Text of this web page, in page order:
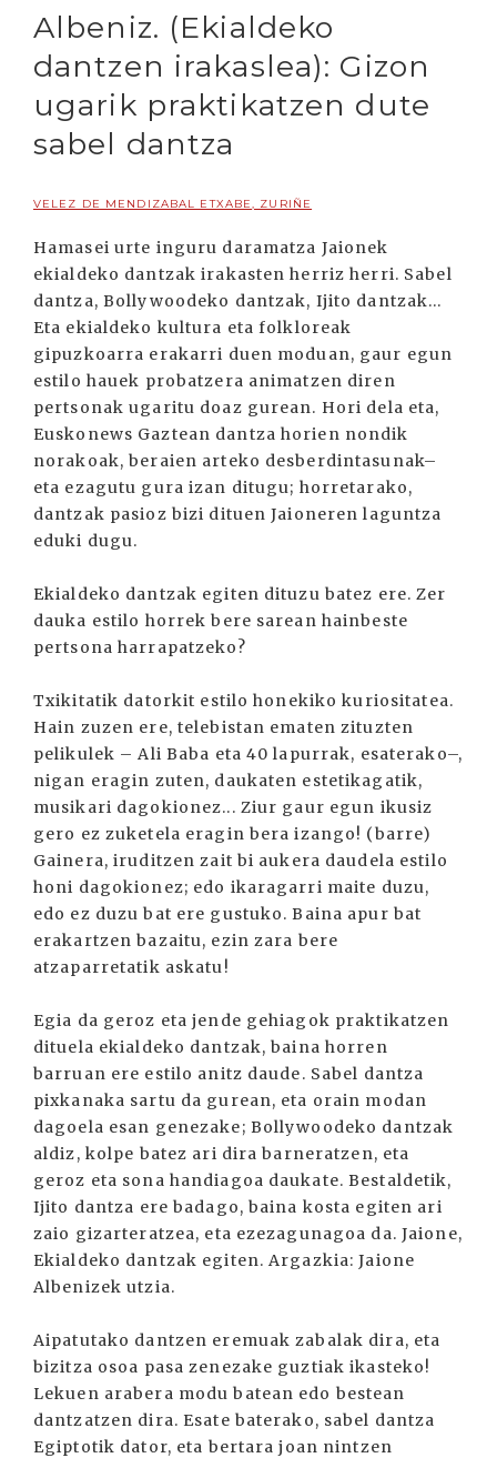
Albeniz. (Ekialdeko
dantzen irakaslea): Gizon
ugarik praktikatzen dute
sabel dantza
VELEZ DE MENDIZABAL ETXABE, ZURIÑE
Hamasei urte inguru daramatza Jaionek
ekialdeko dantzak irakasten herriz herri. Sabel
dantza, Bollywoodeko dantzak, Ijito dantzak...
Eta ekialdeko kultura eta folkloreak
gipuzkoarra erakarri duen moduan, gaur egun
estilo hauek probatzera animatzen diren
pertsonak ugaritu doaz gurean. Hori dela eta,
Euskonews Gaztean dantza horien nondik
norakoak, beraien arteko desberdintasunak–
eta ezagutu gura izan ditugu; horretarako,
dantzak pasioz bizi dituen Jaioneren laguntza
eduki dugu.
Ekialdeko dantzak egiten dituzu batez ere. Zer
dauka estilo horrek bere sarean hainbeste
pertsona harrapatzeko?
Txikitatik datorkit estilo honekiko kuriositatea.
Hain zuzen ere, telebistan ematen zituzten
pelikulek – Ali Baba eta 40 lapurrak, esaterako–,
nigan eragin zuten, daukaten estetikagatik,
musikari dagokionez... Ziur gaur egun ikusiz
gero ez zuketela eragin bera izango! (barre)
Gainera, iruditzen zait bi aukera daudela estilo
honi dagokionez; edo ikaragarri maite duzu,
edo ez duzu bat ere gustuko. Baina apur bat
erakartzen bazaitu, ezin zara bere
atzaparretatik askatu!
Egia da geroz eta jende gehiagok praktikatzen
dituela ekialdeko dantzak, baina horren
barruan ere estilo anitz daude. Sabel dantza
pixkanaka sartu da gurean, eta orain modan
dagoela esan genezake; Bollywoodeko dantzak
aldiz, kolpe batez ari dira barneratzen, eta
geroz eta sona handiagoa daukate. Bestaldetik,
Ijito dantza ere badago, baina kosta egiten ari
zaio gizarteratzea, eta ezezagunagoa da. Jaione,
Ekialdeko dantzak egiten. Argazkia: Jaione
Albenizek utzia.
Aipatutako dantzen eremuak zabalak dira, eta
bizitza osoa pasa zenezake guztiak ikasteko!
Lekuen arabera modu batean edo bestean
dantzatzen dira. Esate baterako, sabel dantza
Egiptotik dator, eta bertara joan nintzen